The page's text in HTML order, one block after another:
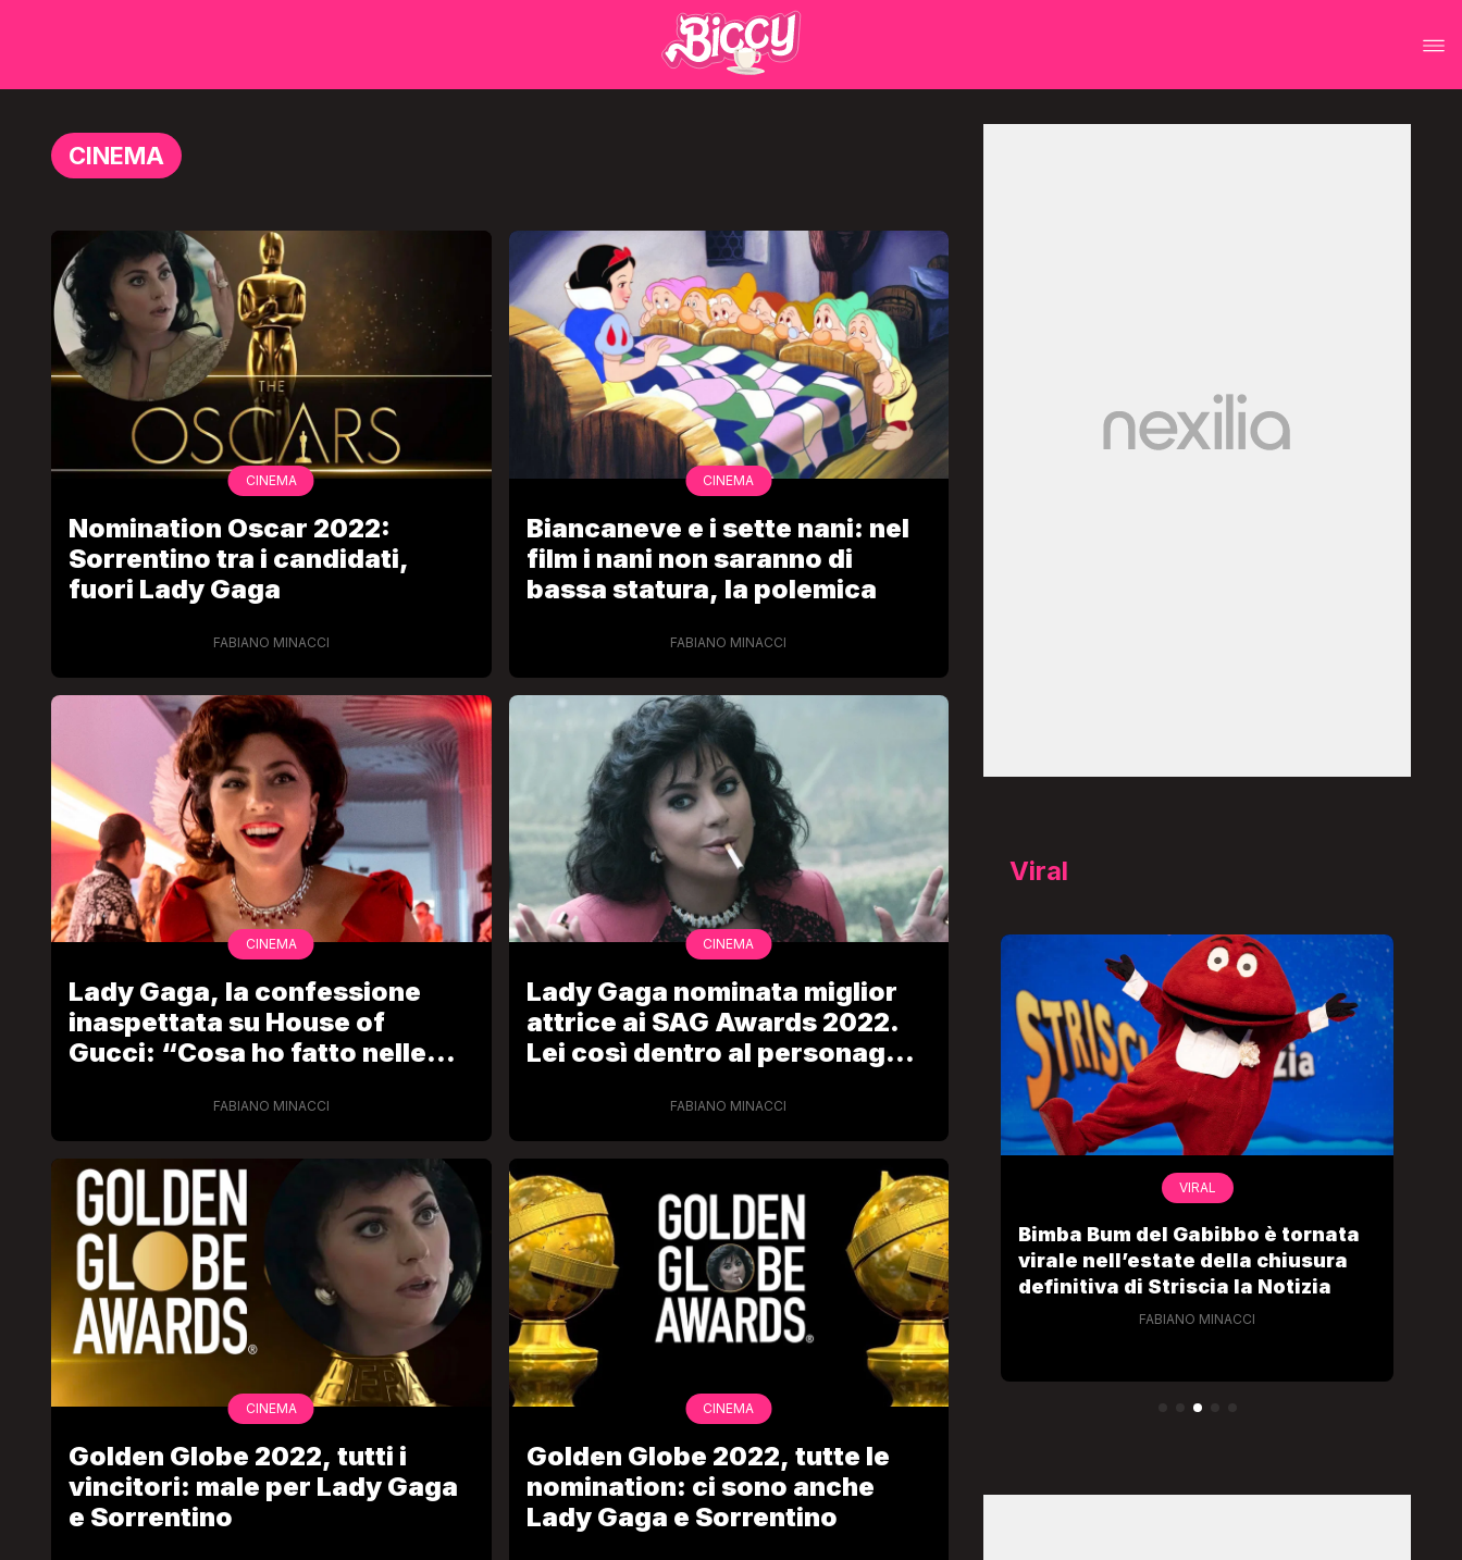
CINEMA
CINEMA
Nomination Oscar 2022:
Sorrentino tra i candidati,
fuori Lady Gaga
FABIANO MINACCI
CINEMA
Biancaneve e i sette nani: nel
film i nani non saranno di
bassa statura, la polemica
FABIANO MINACCI
CINEMA
Lady Gaga, la confessione
inaspettata su House of
Gucci: “Cosa ho fatto nelle
FABIANO MINACCI
CINEMA
Lady Gaga nominata miglior
attrice ai SAG Awards 2022.
Lei così dentro al personaggio
FABIANO MINACCI
CINEMA
Golden Globe 2022, tutti i
vincitori: male per Lady Gaga
e Sorrentino
CINEMA
Golden Globe 2022, tutte le
nomination: ci sono anche
Lady Gaga e Sorrentino
Viral
LGBT
Bambola Star, la festa di
compleanno con tutte le grandi
dive compie 15 anni: il video
completo
FABIANO MINACCI
Camilla Milanesi lascia tutto:
“Addio cike mie, siete state una
grande famiglia per me”
FABIANO MINACCI
VIRAL
Bimba Bum del Gabibbo è tornata
virale nell’estate della chiusura
definitiva di Striscia la Notizia
FABIANO MINACCI